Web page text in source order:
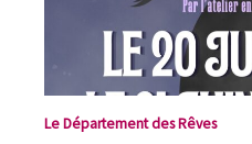
Le Département des Rêves